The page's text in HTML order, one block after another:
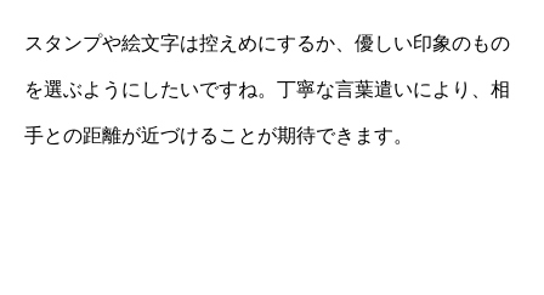
スタンプや絵文字は控えめにするか、優しい印象のもの
を選ぶようにしたいですね。丁寧な言葉遣いにより、相
手との距離が近づけることが期待できます。